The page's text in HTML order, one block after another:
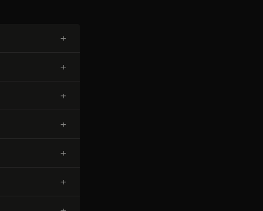
+
+
+
+
+
+